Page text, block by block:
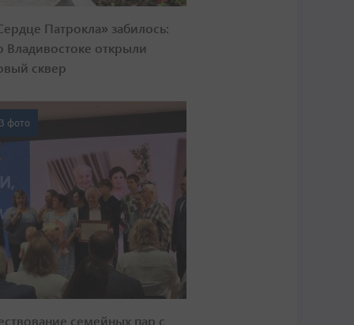
Патрокла» забилось:
Владивостоке открыли
сквер
фото
семейных пар с